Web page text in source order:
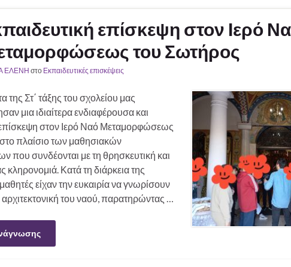
επίσκεψη στον Ιερό
του Σωτήρος
ΕΛΕΝΗστο Εκπαιδευτικές επισκέψεις
της Στ΄ τάξης του σχολείου μας
μια ιδιαίτερα ενδιαφέρουσα και
επίσκεψη στον Ιερό Ναό Μεταμορφώσεως
πλαίσιο των μαθησιακών
που συνδέονται με τη θρησκευτική και
κληρονομιά. Κατά τη διάρκεια της
είχαν την ευκαιρία να γνωρίσουν
του ναού, παρατηρώντας …